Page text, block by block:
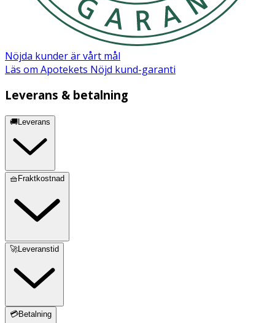
Nöjda kunder är vårt mål
Läs om Apotekets Nöjd kund-garanti
Leverans & betalning
🚚Leverans
🧺Fraktkostnad
🚀Leveranstid
💳Betalning